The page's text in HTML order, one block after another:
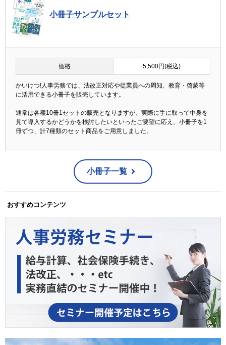
小冊子サンプルセット
価格 5,500円(税込)
かいけつ!人事労務では、法改正対応や従業員への周知、教育・啓蒙等
に活用できる小冊子を販売しています。
通常は各種10冊1セットの販売となりますが、実際に手に取って中身を
見て導入するかどうかを検討したいといったご要望に応え、小冊子を1
冊ずつ、計7種類のセット商品をご用意しました。
小冊子一覧
おすすめコンテンツ